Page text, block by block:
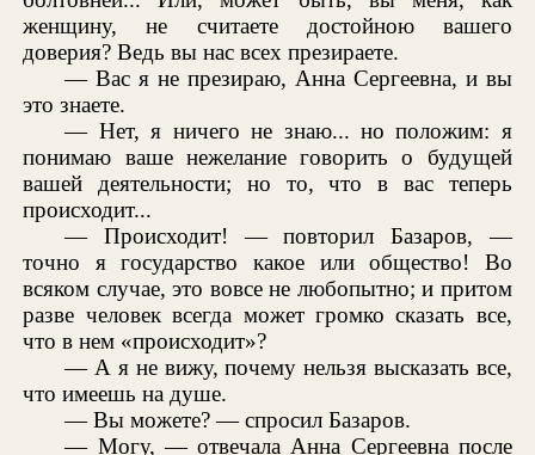
женщину, не считаете достойною вашего
доверия? Ведь вы нас всех презираете.
— Вас я не презираю, Анна Сергеевна, и вы
это знаете.
— Нет, я ничего не знаю... но положим: я
понимаю ваше нежелание говорить о будущей
вашей деятельности; но то, что в вас теперь
происходит...
— Происходит! — повторил Базаров, —
точно я государство какое или общество! Во
всяком случае, это вовсе не любопытно; и притом
разве человек всегда может громко сказать все,
что в нем «происходит»?
— А я не вижу, почему нельзя высказать все,
что имеешь на душе.
— Вы можете? — спросил Базаров.
— Могу, — отвечала Анна Сергеевна после